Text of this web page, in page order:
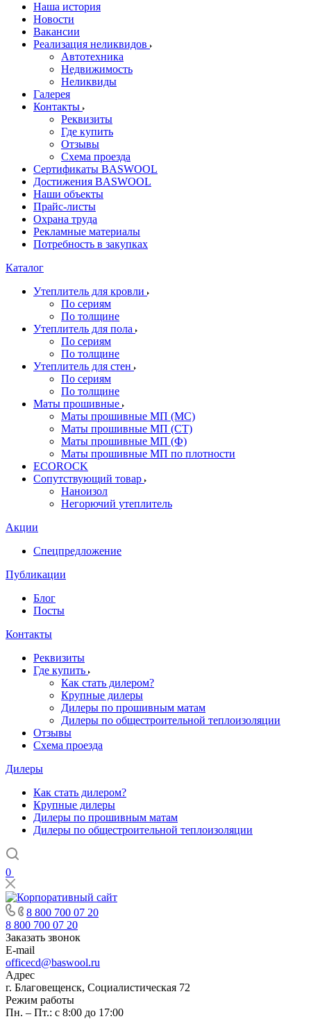
Наша история
Новости
Вакансии
Реализация неликвидов
Автотехника
Недвижимость
Неликвиды
Галерея
Контакты
Реквизиты
Где купить
Отзывы
Схема проезда
Сертификаты BASWOOL
Достижения BASWOOL
Наши объекты
Прайс-листы
Охрана труда
Рекламные материалы
Потребность в закупках
Каталог
Утеплитель для кровли
По сериям
По толщине
Утеплитель для пола
По сериям
По толщине
Утеплитель для стен
По сериям
По толщине
Маты прошивные
Маты прошивные МП (МС)
Маты прошивные МП (СТ)
Маты прошивные МП (Ф)
Маты прошивные МП по плотности
ECOROCK
Сопутствующий товар
Наноизол
Негорючий утеплитель
Акции
Спецпредложение
Публикации
Блог
Посты
Контакты
Реквизиты
Где купить
Как стать дилером?
Крупные дилеры
Дилеры по прошивным матам
Дилеры по общестроительной теплоизоляции
Отзывы
Схема проезда
Дилеры
Как стать дилером?
Крупные дилеры
Дилеры по прошивным матам
Дилеры по общестроительной теплоизоляции
0
8 800 700 07 20
8 800 700 07 20
Заказать звонок
E-mail
officecd@baswool.ru
Адрес
г. Благовещенск, Социалистическая 72
Режим работы
Пн. – Пт.: с 8:00 до 17:00